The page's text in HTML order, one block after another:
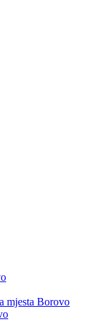
mjesta Borovo